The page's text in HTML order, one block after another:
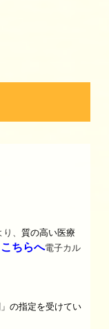
、 質の高い医療
こちらへ電子カル
の指定を受けてい